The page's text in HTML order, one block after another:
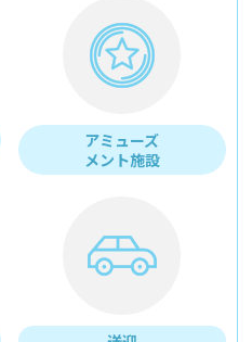
アミューズ
メント施設